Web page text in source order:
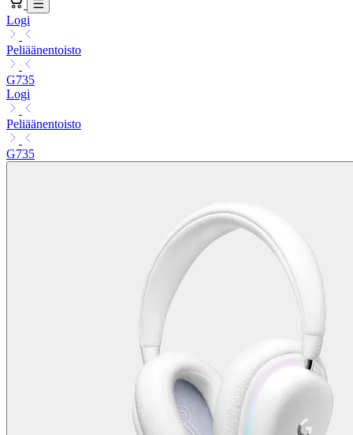
Logi
Peliäänentoisto
G735
Logi
Peliäänentoisto
G735